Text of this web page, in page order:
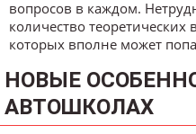
вопросов в каждом.
количество
которых вполне может
НОВЫЕ
АВТОШКОЛАХ